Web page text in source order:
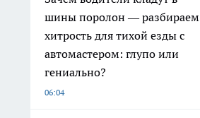
шины поролон — разбираем
хитрость для тихой езды с
автомастером: глупо или
гениально?
06:04